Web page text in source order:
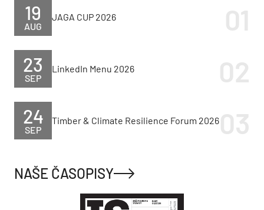
AUG
19 JAGA CUP 2026
SEP
23 LinkedIn Menu 2026
SEP
24 Timber & Climate Resilience Forum 2026
NAŠE ČASOPISY